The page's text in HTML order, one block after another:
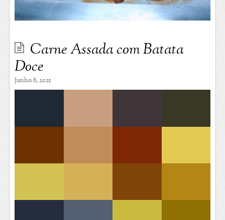
Carne Assada com Batata
Doce
Junho 6, 2021